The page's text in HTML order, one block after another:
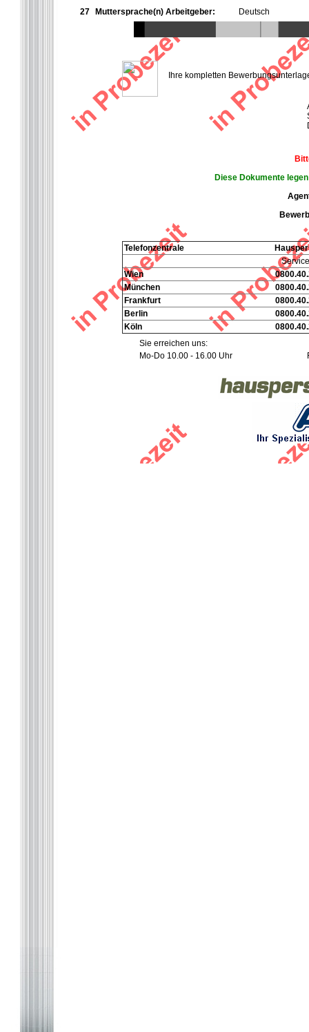
27 Muttersprache(n) Arbeitgeber: Deutsch
Ihre kompletten
Diese Dokumente
Telefonzentrale
Wien
München
Frankfurt
Berlin
Köln
Sie erreichen uns:
Mo-Do 10.00 - 16.00 Uhr